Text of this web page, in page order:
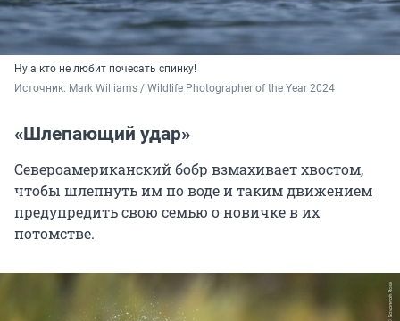
Ну а кто не любит почесать спинку!
Источник: Mark Williams / Wildlife Photographer of the Year 2024
«Шлепающий удар»
Североамериканский бобр взмахивает хвостом,
чтобы шлепнуть им по воде и таким движением
предупредить свою семью о новичке в их
потомстве.